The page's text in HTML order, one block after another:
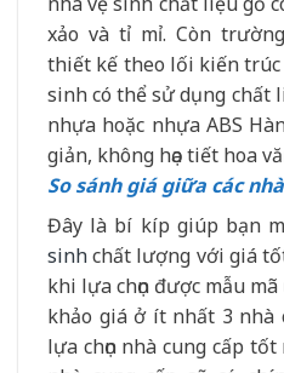
xảo và tỉ mỉ. Còn
thiết kế theo lối kiến
sinh có thể sử dụng chất
nhựa hoặc nhựa ABS
giản, không họa tiết hoa
So sánh giá giữa các
Đây là bí kíp giúp bạn
sinhchất lượng với giá
khi lựa chọn được mẫu
khảo giá ở ít nhất 3 nhà
lựa chọn nhà cung cấp